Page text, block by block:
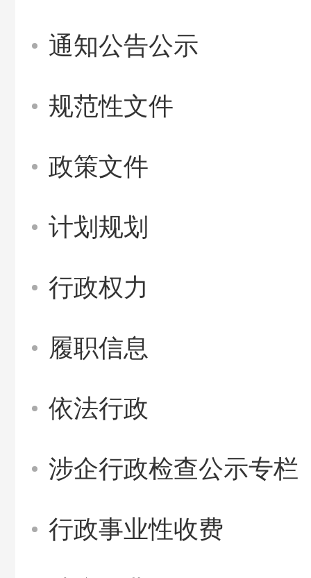
通知公告公示
规范性文件
政策文件
计划规划
行政权力
履职信息
依法行政
涉企行政检查公示专栏
行政事业性收费